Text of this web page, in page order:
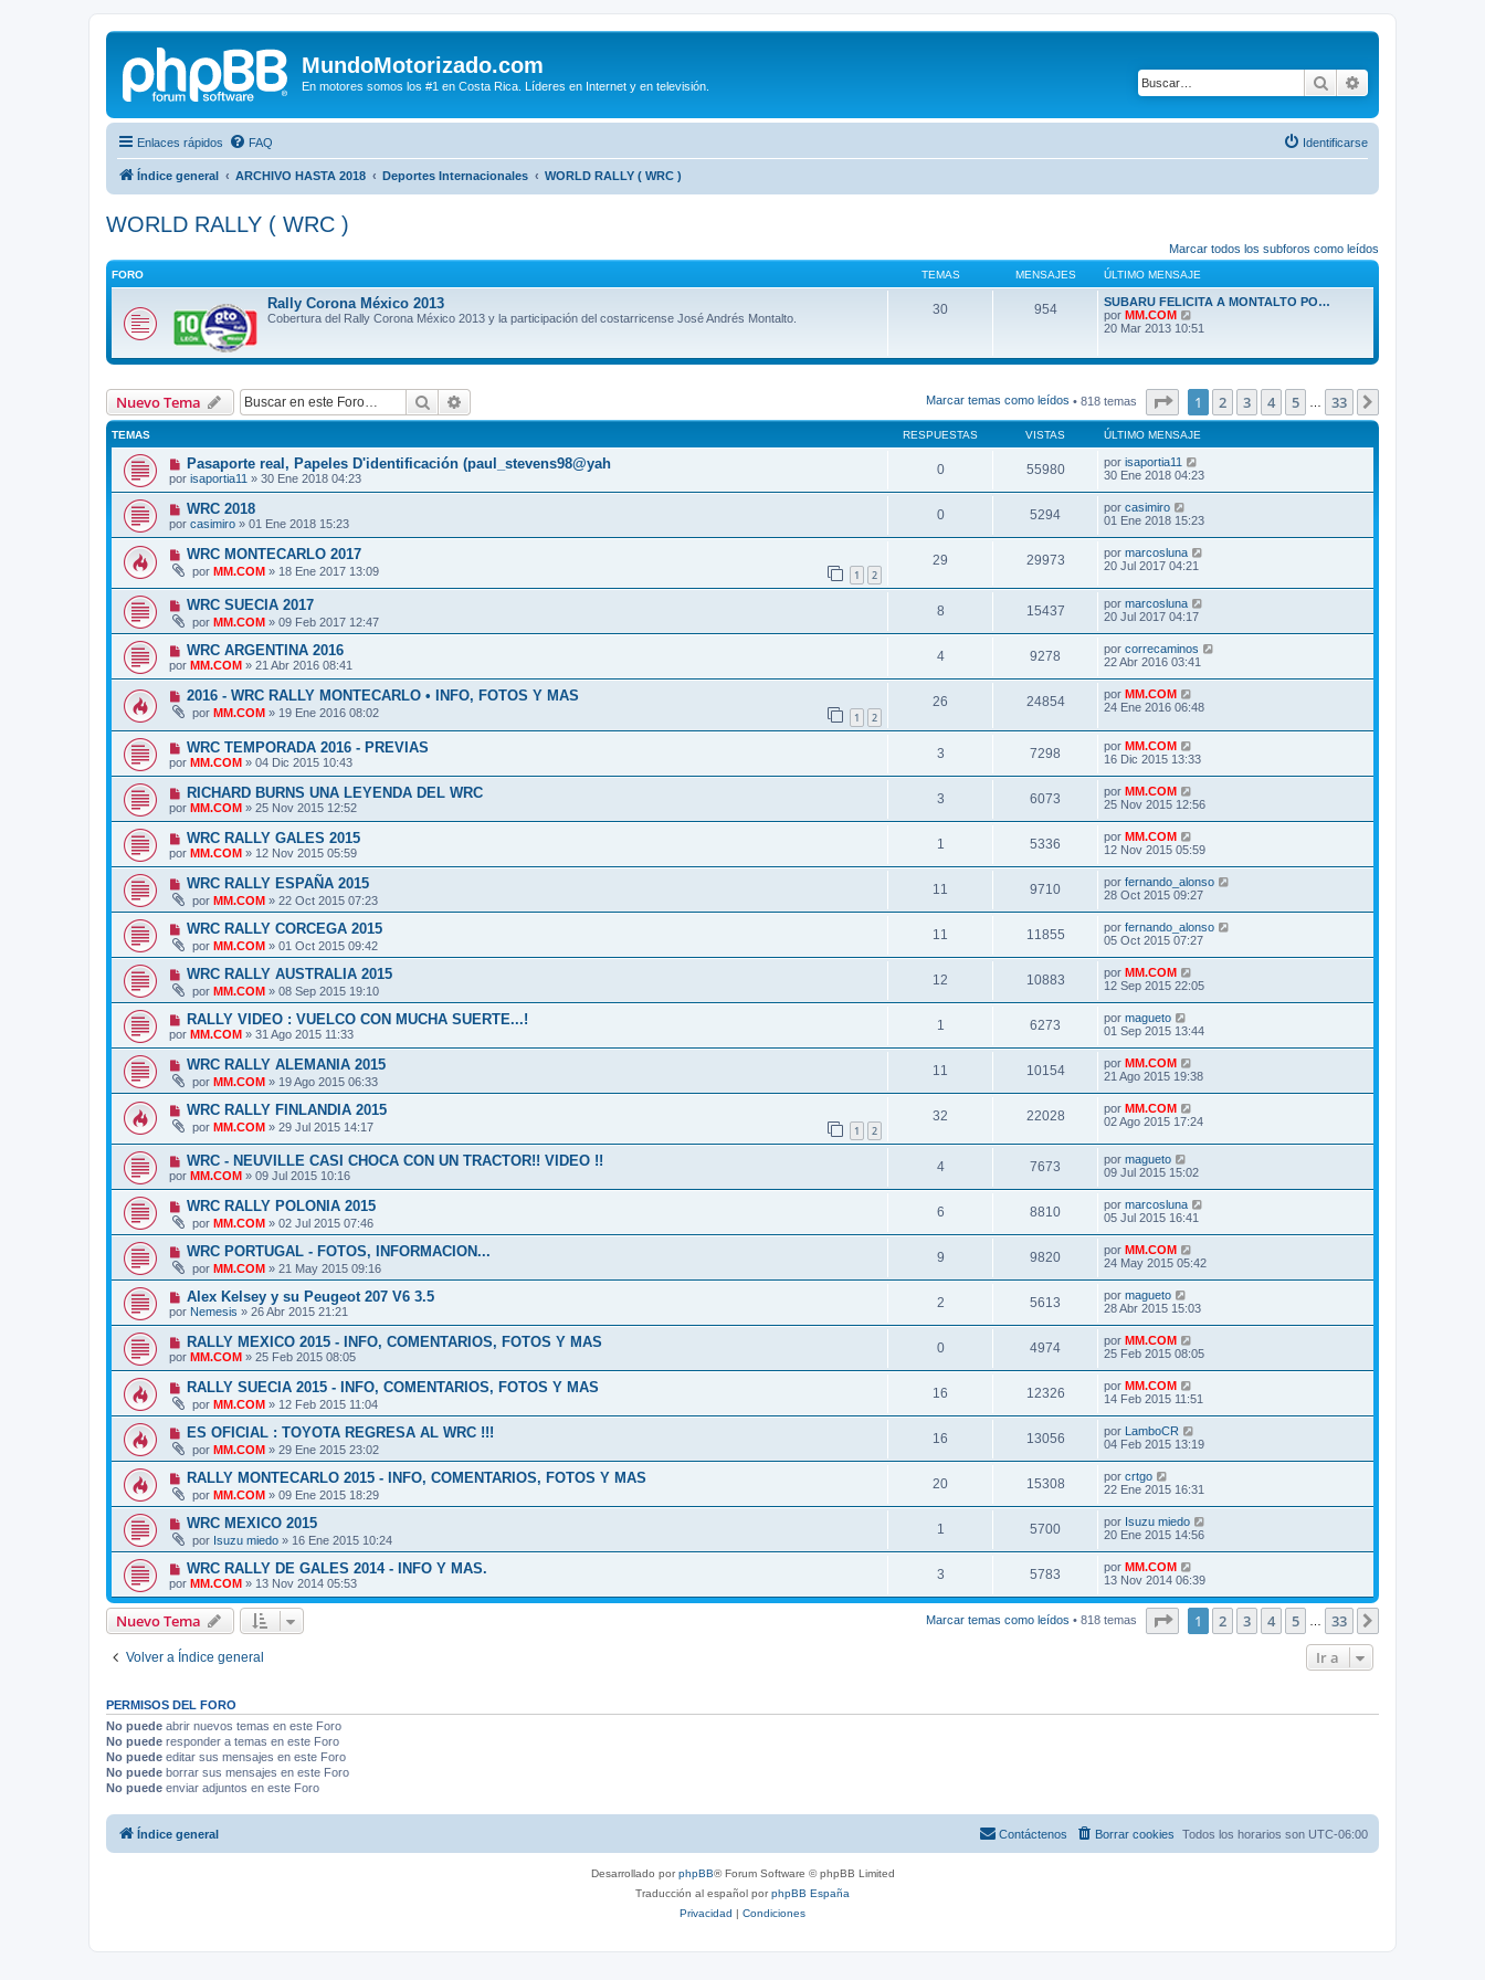
MundoMotorizado.com
En motores somos los #1 en Costa Rica. Líderes en Internet y en televisión. Buscar
Enlaces rápidos FAQ Identificarse
Índice general ARCHIVO HASTA 2018 Deportes Internacionales WORLD RALLY ( WRC )
WORLD RALLY ( WRC )
Marcar todos los subforos como leídos
FORO TEMAS MENSAJES ÚLTIMO MENSAJE
Rally Corona México 2013
Cobertura del Rally Corona México 2013 y la participación del costarricense José Andrés Montalto.
30 954
SUBARU FELICITA A MONTALTO PO…
por MM.COM
e
l
i
m
o
m
e
n
s
20 Mar 2013 10:51
Nuevo Tema Buscar Marcar temas como leídos • 818 temas Página1 de 33
1 2 3 4 5 33
TEMAS RESPUESTAS VISTAS ÚLTIMO MENSAJE
Pasaporte real, Papeles D'identificación (paul_stevens98@yah
por isaportia11 » 30 Ene 2018 04:23
0 55980 por isaportia11
30 Ene 2018 04:23
WRC 2018
por casimiro » 01 Ene 2018 15:23
0 5294 por casimiro
01 Ene 2018 15:23
WRC MONTECARLO 2017
por MM.COM » 18 Ene 2017 13:09 1 2
29 29973 por marcosluna
20 Jul 2017 04:21
WRC SUECIA 2017
por MM.COM » 09 Feb 2017 12:47
8 15437 por marcosluna
20 Jul 2017 04:17
WRC ARGENTINA 2016
por MM.COM » 21 Abr 2016 08:41
4 9278 por correcaminos
22 Abr 2016 03:41
2016 - WRC RALLY MONTECARLO • INFO, FOTOS Y MAS
por MM.COM » 19 Ene 2016 08:02 1 2
26 24854 por MM.COM
24 Ene 2016 06:48
WRC TEMPORADA 2016 - PREVIAS
por MM.COM » 04 Dic 2015 10:43
3 7298 por MM.COM
16 Dic 2015 13:33
RICHARD BURNS UNA LEYENDA DEL WRC
por MM.COM » 25 Nov 2015 12:52
3 6073 por MM.COM
25 Nov 2015 12:56
WRC RALLY GALES 2015
por MM.COM » 12 Nov 2015 05:59
1 5336 por MM.COM
12 Nov 2015 05:59
WRC RALLY ESPAÑA 2015
por MM.COM » 22 Oct 2015 07:23
11 9710 por fernando_alonso
28 Oct 2015 09:27
WRC RALLY CORCEGA 2015
por MM.COM » 01 Oct 2015 09:42
11 11855 por fernando_alonso
05 Oct 2015 07:27
WRC RALLY AUSTRALIA 2015
por MM.COM » 08 Sep 2015 19:10
12 10883 por MM.COM
12 Sep 2015 22:05
RALLY VIDEO : VUELCO CON MUCHA SUERTE...!
por MM.COM » 31 Ago 2015 11:33
1 6273 por magueto
01 Sep 2015 13:44
WRC RALLY ALEMANIA 2015
por MM.COM » 19 Ago 2015 06:33
11 10154 por MM.COM
21 Ago 2015 19:38
WRC RALLY FINLANDIA 2015
por MM.COM » 29 Jul 2015 14:17 1 2
32 22028 por MM.COM
02 Ago 2015 17:24
WRC - NEUVILLE CASI CHOCA CON UN TRACTOR!! VIDEO !!
por MM.COM » 09 Jul 2015 10:16
4 7673 por magueto
09 Jul 2015 15:02
WRC RALLY POLONIA 2015
por MM.COM » 02 Jul 2015 07:46
6 8810 por marcosluna
05 Jul 2015 16:41
WRC PORTUGAL - FOTOS, INFORMACION...
por MM.COM » 21 May 2015 09:16
9 9820 por MM.COM
24 May 2015 05:42
Alex Kelsey y su Peugeot 207 V6 3.5
por Nemesis » 26 Abr 2015 21:21
2 5613 por magueto
28 Abr 2015 15:03
RALLY MEXICO 2015 - INFO, COMENTARIOS, FOTOS Y MAS
por MM.COM » 25 Feb 2015 08:05
0 4974 por MM.COM
25 Feb 2015 08:05
RALLY SUECIA 2015 - INFO, COMENTARIOS, FOTOS Y MAS
por MM.COM » 12 Feb 2015 11:04
16 12326 por MM.COM
14 Feb 2015 11:51
ES OFICIAL : TOYOTA REGRESA AL WRC !!!
por MM.COM » 29 Ene 2015 23:02
16 13056 por LamboCR
04 Feb 2015 13:19
RALLY MONTECARLO 2015 - INFO, COMENTARIOS, FOTOS Y MAS
por MM.COM » 09 Ene 2015 18:29
20 15308 por crtgo
22 Ene 2015 16:31
WRC MEXICO 2015
por Isuzu miedo » 16 Ene 2015 10:24
1 5700 por Isuzu miedo
20 Ene 2015 14:56
WRC RALLY DE GALES 2014 - INFO Y MAS.
por MM.COM » 13 Nov 2014 05:53
3 5783 por MM.COM
13 Nov 2014 06:39
Nuevo Tema Marcar temas como leídos • 818 temas Página1 de 33
1 2 3 4 5 … 33
Volver a Índice general Ir a
PERMISOS DEL FORO
No puede abrir nuevos temas en este Foro
No puede responder a temas en este Foro
No puede editar sus mensajes en este Foro
No puede borrar sus mensajes en este Foro
No puede enviar adjuntos en este Foro
Índice general Todos los horarios son UTC-06:00
Borrar cookies
Contáctenos
Desarrollado porphpBB® Forum Software © phpBB Limited
Traducción al español porphpBB España
Privacidad | Condiciones